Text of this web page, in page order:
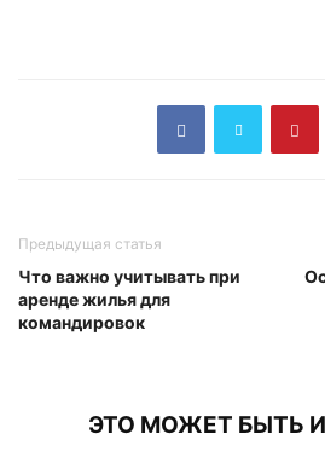
Предыдущая статья
Что важно учитывать при
аренде жилья для
командировок
ЭТО МОЖЕТ БЫТЬ